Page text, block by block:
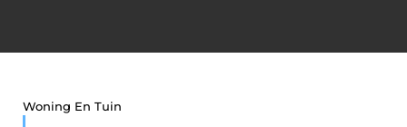
Woning En Tuin